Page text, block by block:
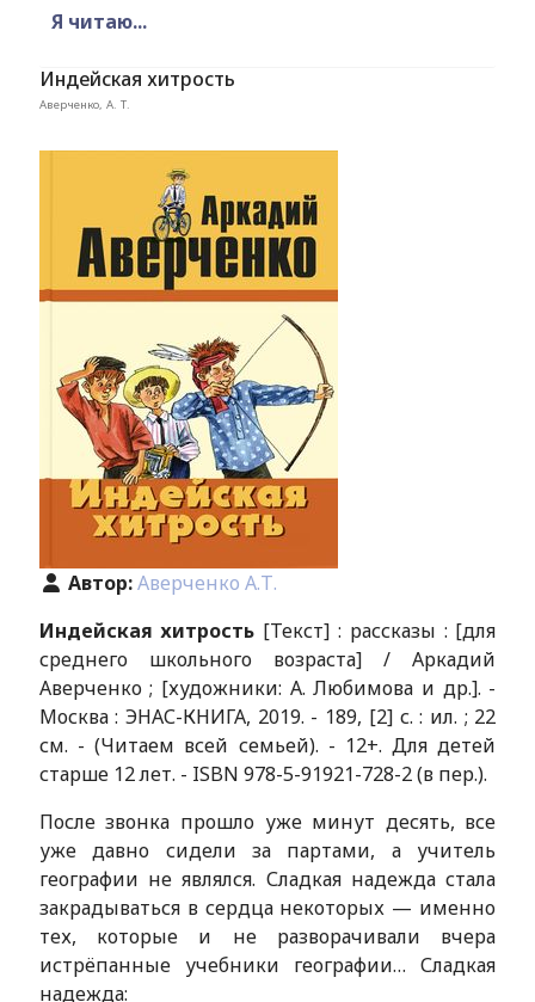
Я читаю...
Индейская хитрость
Аверченко, А. Т.
Автор:Аверченко А.Т.
Индейская хитрость [Текст] : рассказы : [для
среднего школьного возраста] / Аркадий
Аверченко ; [художники: А. Любимова и др.]. -
Москва : ЭНАС-КНИГА, 2019. - 189, [2] с. : ил. ; 22
см. - (Читаем всей семьей). - 12+. Для детей
старше 12 лет. - ISBN 978-5-91921-728-2 (в пер.).
После звонка прошло уже минут десять, все
уже давно сидели за партами, а учитель
географии не являлся. Сладкая надежда стала
закрадываться в сердца некоторых — именно
тех, которые и не разворачивали вчера
истрёпанные учебники географии… Сладкая
надежда: